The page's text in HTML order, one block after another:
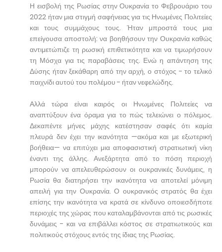
Η εισβολή της Ρωσίας στην Ουκρανία το Φεβρουάριο του
2022 ήταν μια στιγμή σαφήνειας για τις Ηνωμένες Πολιτείες
και τους συμμάχους τους. Ήταν μπροστά τους μια
επείγουσα αποστολή: να βοηθήσουν την Ουκρανία καθώς
αντιμετώπιζε τη ρωσική επιθετικότητα και να τιμωρήσουν
τη Μόσχα για τις παραβάσεις της. Ενώ η απάντηση της
Δύσης ήταν ξεκάθαρη από την αρχή, ο στόχος - το τελικό
παιχνίδι αυτού του πολέμου - ήταν νεφελώδης.
Αλλά τώρα είναι καιρός οι Ηνωμένες Πολιτείες να
αναπτύξουν ένα όραμα για το πώς τελειώνει ο πόλεμος.
Δεκαπέντε μήνες μάχης κατέστησαν σαφές ότι καμία
πλευρά δεν έχει την ικανότητα —ακόμα και με εξωτερική
βοήθεια— να επιτύχει μια αποφασιστική στρατιωτική νίκη
έναντι της άλλης. Ανεξάρτητα από το πόση περιοχή
μπορούν να απελευθερώσουν οι ουκρανικές δυνάμεις, η
Ρωσία θα διατηρήσει την ικανότητα να αποτελεί μόνιμη
απειλή για την Ουκρανία. Ο ουκρανικός στρατός θα έχει
επίσης την ικανότητα να κρατά σε κίνδυνο οποιεσδήποτε
περιοχές της χώρας που καταλαμβάνονται από τις ρωσικές
δυνάμεις - και να επιβάλλει κόστος σε στρατιωτικούς και
πολιτικούς στόχους εντός της ίδιας της Ρωσίας.